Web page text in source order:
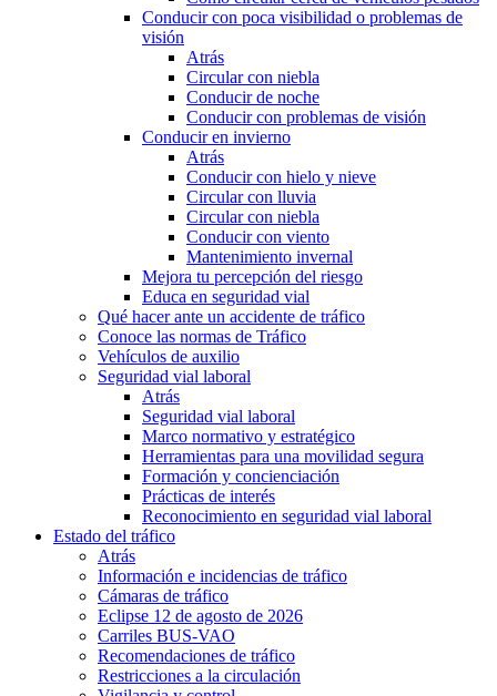
Conducir con poca visibilidad o problemas de
visión
Atrás
Circular con niebla
Conducir de noche
Conducir con problemas de visión
Conducir en invierno
Atrás
Conducir con hielo y nieve
Circular con lluvia
Circular con niebla
Conducir con viento
Mantenimiento invernal
Mejora tu percepción del riesgo
Educa en seguridad vial
Qué hacer ante un accidente de tráfico
Conoce las normas de Tráfico
Vehículos de auxilio
Seguridad vial laboral
Atrás
Seguridad vial laboral
Marco normativo y estratégico
Herramientas para una movilidad segura
Formación y concienciación
Prácticas de interés
Reconocimiento en seguridad vial laboral
Estado del tráfico
Atrás
Información e incidencias de tráfico
Cámaras de tráfico
Eclipse 12 de agosto de 2026
Carriles BUS-VAO
Recomendaciones de tráfico
Restricciones a la circulación